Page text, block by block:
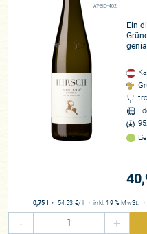
AT-BIO-402
Ein
0,75 l ・ 54,53 €/ l ・inkl. 19 % MwSt. ・
- +